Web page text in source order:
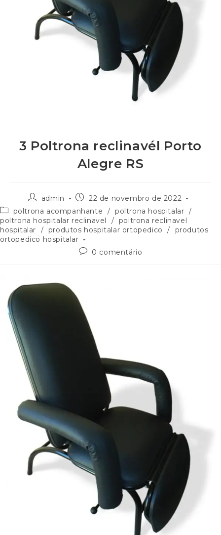
3 Poltrona reclinavél Porto
Alegre RS
admin
22 de novembro de 2022
poltrona acompanhante
/ poltrona hospitalar /
poltrona hospitalar reclinavel
/ poltrona reclinavel
hospitalar
/ produtos hospitalar ortopedico /
produtos
ortopedico hospitalar
0 comentário